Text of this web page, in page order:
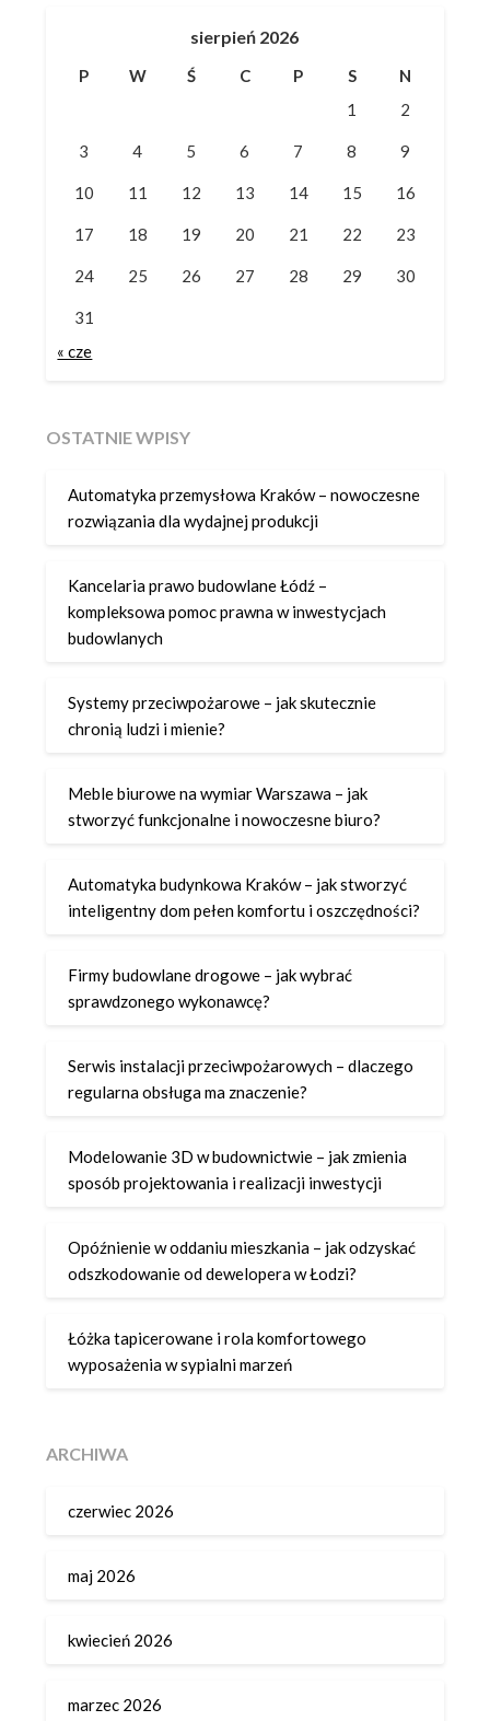
sierpień 2026
P W Ś C P S
N
1
2
3 4 5 6 7 8 9
10 11 12 13 14 15 16
17 18 19 20 21 22 23
24 25 26 27 28 29 30
31
« cze
OSTATNIE WPISY
Automatyka przemysłowa Kraków – nowoczesne
rozwiązania dla wydajnej produkcji
Kancelaria prawo budowlane Łódź –
kompleksowa pomoc prawna w inwestycjach
budowlanych
Systemy przeciwpożarowe – jak skutecznie
chronią ludzi i mienie?
Meble biurowe na wymiar Warszawa – jak
stworzyć funkcjonalne i nowoczesne biuro?
Automatyka budynkowa Kraków – jak stworzyć
inteligentny dom pełen komfortu i oszczędności?
Firmy budowlane drogowe – jak wybrać
sprawdzonego wykonawcę?
Serwis instalacji przeciwpożarowych – dlaczego
regularna obsługa ma znaczenie?
Modelowanie 3D w budownictwie – jak zmienia
sposób projektowania i realizacji inwestycji
Opóźnienie w oddaniu mieszkania – jak odzyskać
odszkodowanie od dewelopera w Łodzi?
Łóżka tapicerowane i rola komfortowego
wyposażenia w sypialni marzeń
ARCHIWA
czerwiec 2026
maj 2026
kwiecień 2026
marzec 2026